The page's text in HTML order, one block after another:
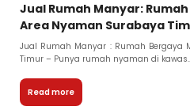
Jual Rumah Manyar:
Area Nyaman Surabaya
Jual Rumah Manyar : Rumah Bergaya
Timur – Punya rumah nyaman di
Read more